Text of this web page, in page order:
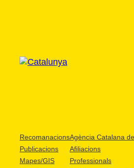
Recomanacions
Publicacions
Mapes/GIS
Agència Catalana
Afiliacions
Professionals